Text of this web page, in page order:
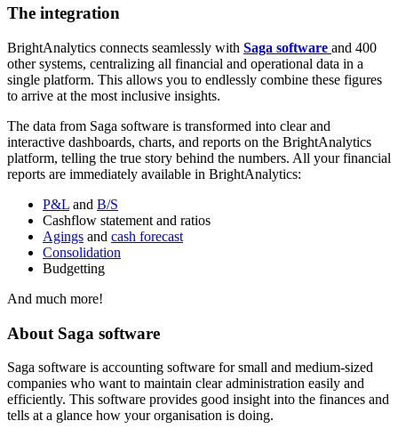
The integration
BrightAnalytics connects seamlessly with Saga software and 400
other systems, centralizing all financial and operational data in a
single platform. This allows you to endlessly combine these figures
to arrive at the most inclusive insights.
The data from Saga software is transformed into clear and
interactive dashboards, charts, and reports on the BrightAnalytics
platform, telling the true story behind the numbers. All your financial
reports are immediately available in BrightAnalytics:
P&L and B/S
Cashflow statement and ratios
Agings and cash forecast
Consolidation
Budgetting
And much more!
About Saga software
Saga software is accounting software for small and medium-sized
companies who want to maintain clear administration easily and
efficiently. This software provides good insight into the finances and
tells at a glance how your organisation is doing.